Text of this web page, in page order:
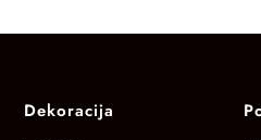
Dekoracija